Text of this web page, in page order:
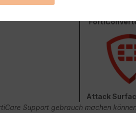
Attack
Support gebrauch machen